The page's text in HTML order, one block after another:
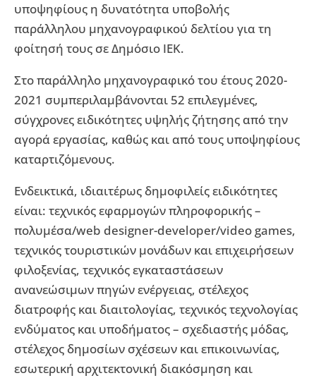
υποψηφίους η δυνατότητα υποβολής
παράλληλου μηχανογραφικού δελτίου για τη
φοίτησή τους σε Δημόσιο ΙΕΚ.
Στο παράλληλο μηχανογραφικό του έτους 2020-
2021 συμπεριλαμβάνονται 52 επιλεγμένες,
σύγχρονες ειδικότητες υψηλής ζήτησης από την
αγορά εργασίας, καθώς και από τους υποψηφίους
καταρτιζόμενους.
Ενδεικτικά, ιδιαιτέρως δημοφιλείς ειδικότητες
είναι: τεχνικός εφαρμογών πληροφορικής –
πολυμέσα/web designer-developer/video games,
τεχνικός τουριστικών μονάδων και επιχειρήσεων
φιλοξενίας, τεχνικός εγκαταστάσεων
ανανεώσιμων πηγών ενέργειας, στέλεχος
διατροφής και διαιτολογίας, τεχνικός τεχνολογίας
ενδύματος και υποδήματος – σχεδιαστής μόδας,
στέλεχος δημοσίων σχέσεων και επικοινωνίας,
εσωτερική αρχιτεκτονική διακόσμηση και